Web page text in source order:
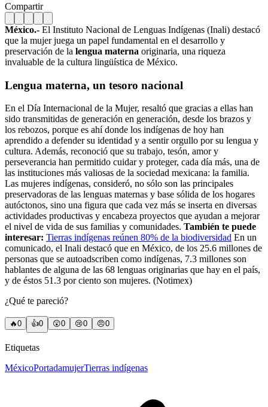
Compartir
México.- El Instituto Nacional de Lenguas Indígenas (Inali) destacó
que la mujer juega un papel fundamental en el desarrollo y
preservación de la lengua materna originaria, una riqueza
invaluable de la cultura lingüística de México.
Lengua materna, un tesoro nacional
En el Día Internacional de la Mujer, resaltó que gracias a ellas han
sido transmitidas de generación en generación, desde los brazos y
los rebozos, porque es ahí donde los indígenas de hoy han
aprendido a defender su identidad y a sentir orgullo por su lengua y
cultura. Además, reconoció que su trabajo, tesón, amor y
perseverancia han permitido cuidar y proteger, cada día más, una de
las instituciones más valiosas de la sociedad mexicana: la familia.
Las mujeres indígenas, consideró, no sólo son las principales
preservadoras de las lenguas maternas y base sólida de los hogares
autóctonos, sino una figura que cada vez más se inserta en diversas
actividades productivas y encabeza proyectos que ayudan a mejorar
el nivel de vida de sus familias y comunidades. También te puede
interesar: Tierras indígenas reúnen 80% de la biodiversidad En un
comunicado, el Inali destacó que en México, de los 25.6 millones de
personas que se autoadscriben como indígenas, 7.3 millones son
hablantes de alguna de las 68 lenguas originarias que hay en el país,
y de éstos 51.3 por ciento son mujeres. (Notimex)
¿Qué te pareció?
🔥0 👍0 😲0 😢0 😠0
Etiquetas
MéxicoPortadamujerTierras indígenas